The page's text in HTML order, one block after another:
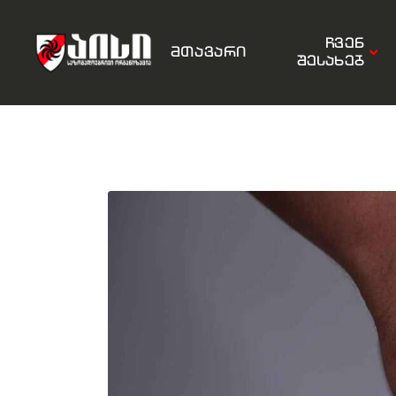
მთავარი
ჩვენ
შესახებ